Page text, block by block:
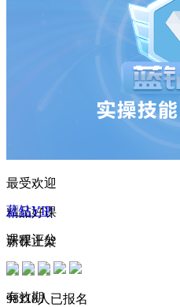
191****2628 刚刚购买了该课程
164****5744 刚刚购买了该课程
132****2535 刚刚购买了该课程
183****1356 刚刚购买了该课程
179****6302 刚刚购买了该课程
193****2483 刚刚购买了该课程
148****6468 刚刚购买了该课程
137****4014 刚刚购买了该课程
154****3313 刚刚购买了该课程
177****2160 刚刚购买了该课程
最受欢迎
精品好课
新课上架
98118人已报名
蓝钻VIP
课程评分
有效期